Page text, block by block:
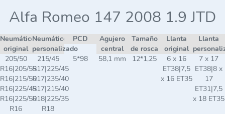
Alfa Romeo 147 2008 1.9 JTD
Neumático
original
Neumático
personalizado
PCD
Agujero
central
Tamaño
de rosca
Llanta
original
Llanta
205/50
R16|205/55
R16|215/50
R16|225/45
R16|225/50
R16
215/45
R17|225/45
R17|235/40
R17|215/40
R18|225/35
R18
5*98 58,1 mm 12*1,25
6 x 16
ET38|7,5
x 16 ET35
7 x 17
ET38|8 x
17
ET31|7,5
x 18 ET35